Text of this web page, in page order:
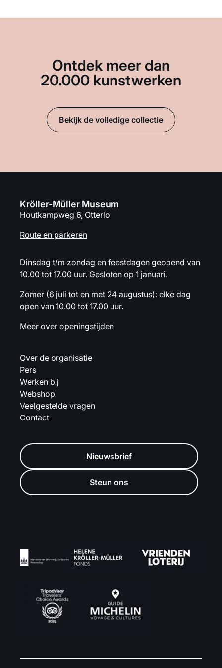
Ontdek meer dan
20.000 kunstwerken
Bekijk de volledige collectie
Kröller-Müller Museum
Houtkampweg 6, Otterlo
Route en parkeren
Dinsdag t/m zondag en feestdagen geopend van
10.00 tot 17.00 uur. Gesloten op 1 januari.
Zomer (6 juli tot en met 24 augustus): elke dag
open van 10.00 tot 17.00 uur.
Meer over openingstijden
Over de organisatie
Pers
Werken bij
Webshop
Veelgestelde vragen
Contact
Nieuwsbrief
Steun ons